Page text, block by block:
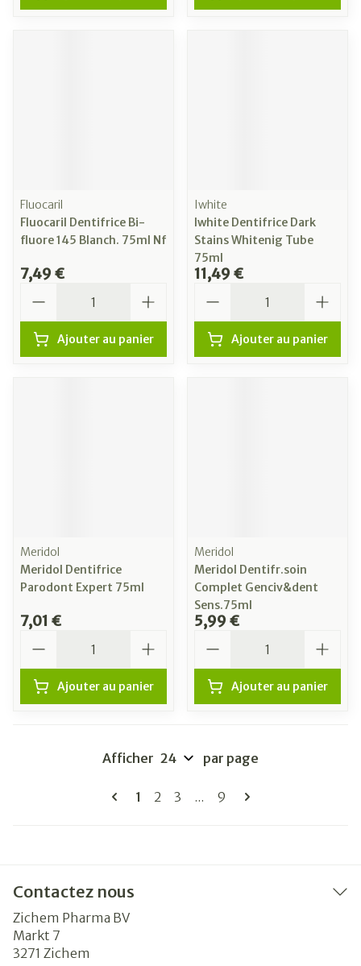
Fluocaril
Fluocaril Dentifrice Bi-
fluore 145 Blanch. 75ml Nf
7,49 €
Ajouter au panier
Iwhite
Iwhite Dentifrice Dark
Stains Whitenig Tube
75ml
11,49 €
Ajouter au panier
Meridol
Meridol Dentifrice
Parodont Expert 75ml
7,01 €
Ajouter au panier
Meridol
Meridol Dentifr.soin
Complet Genciv&dent
Sens.75ml
5,99 €
Ajouter au panier
Pages
Vous lisez actuellement la page
1 Page
2 Page
3 ... Page
9
Afficher par page
Contactez nous
Zichem Pharma BV
Markt 7
3271 Zichem